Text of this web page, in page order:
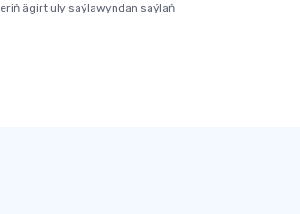
ägirt uly saýlawyndan saýlaň